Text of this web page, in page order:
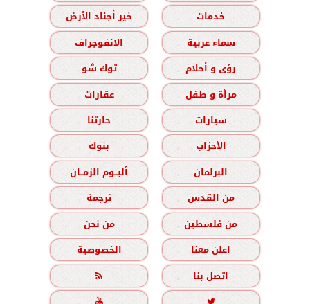
خدمات
خير أجناد الأرض
سماء عربية
الانفوجراف
رؤى و أحلام
توك شو
مرأة و طفل
عقارات
سيارات
حارتنا
الأحزاب
بنوك
البرلمان
ألبــوم الزمــان
من القدس
ترجمة
من فلسطين
من نحن
اعلن معنا
الخصوصية
اتصل بنا
